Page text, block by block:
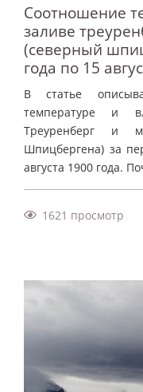
Соотношение
заливе
(северный
года по 15
В статье
температуре и
Треуренберг и
Шпицбергена) за
августа 1900 года.
1621 просмотр